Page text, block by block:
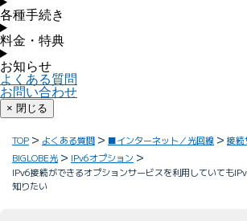
各種手続き
料金・特典
お知らせ
よくある質問
お問い合わせ
× 閉じる
TOP よくある質問 ■インターネット／光回線
接
BIGLOBE光
IPv6オプション
IPv6接続ができるオプションサービスを利用していても
知りたい